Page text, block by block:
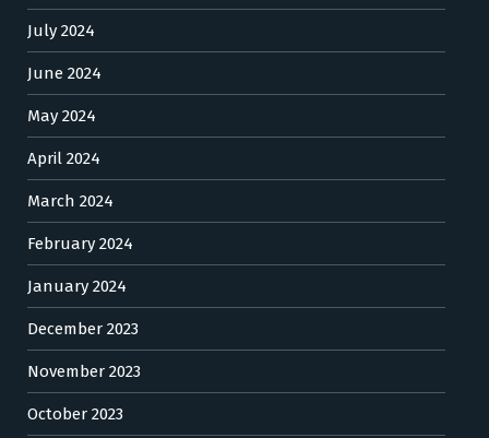
July 2024
June 2024
May 2024
April 2024
March 2024
February 2024
January 2024
December 2023
November 2023
October 2023